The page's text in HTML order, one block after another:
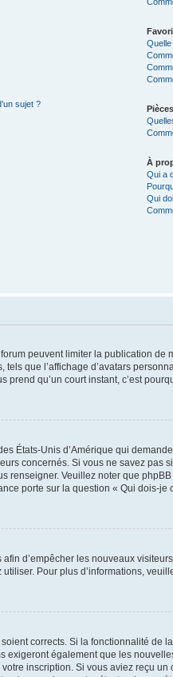
sujet ?
À
Qui a
Qui
peuvent limiter la publication
que l’affichage d’avatars
prend qu’un court instant, c’est
États-Unis d’Amérique qui
concernés. Si vous ne savez pas
Veuillez noter que
porte sur la question « Qui dois-
d’empêcher les nouveaux
Pour plus d’informations,
corrects. Si la fonctionnalité de
également que les
inscription. Si vous aviez reçu